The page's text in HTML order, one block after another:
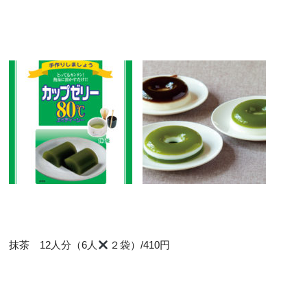
抹茶 12人分（6人 ２袋）/410円